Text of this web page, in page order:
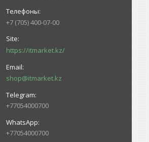
+7 (705) 400-07-00
https://itmarket.kz/
shop@itmarket.kz
+77054000700
+77054000700